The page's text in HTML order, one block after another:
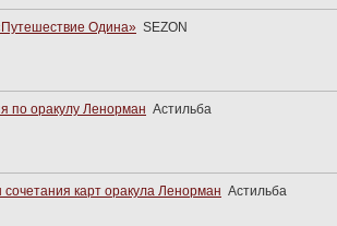
Одина» SEZON
по оракулу Ленорман Астильба
карт оракула Ленорман Астильба